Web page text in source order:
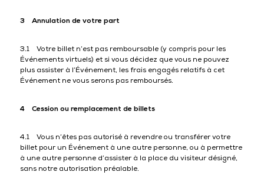
3 Annulation de votre part
3.1 Votre billet n’est pas remboursable (y compris pour les
Événements virtuels) et si vous décidez que vous ne pouvez
plus assister à l’Événement, les frais engagés relatifs à cet
Événement ne vous serons pas remboursés.
4 Cession ou remplacement de billets
4.1 Vous n’êtes pas autorisé à revendre ou transférer votre
billet pour un Événement à une autre personne, ou à permettre
à une autre personne d’assister à la place du visiteur désigné,
sans notre autorisation préalable.